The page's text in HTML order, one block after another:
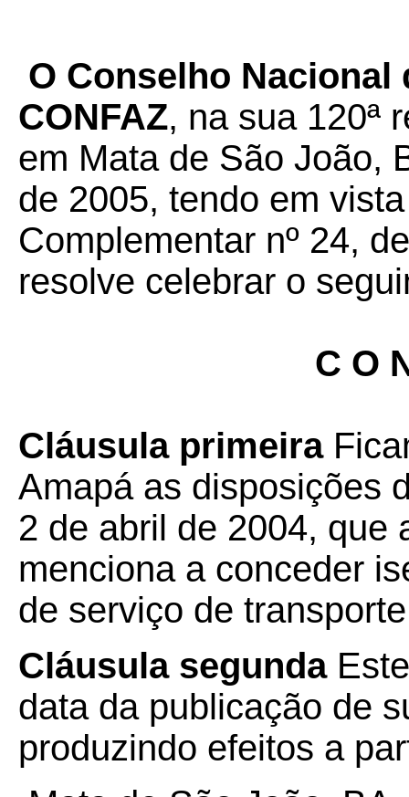
O Conselho Nacional
CONFAZ, na sua 120ª
em Mata de São João,
de 2005, tendo em
Complementar nº 24,
resolve celebrar o
C O
Cláusula primeira
Amapá as disposições
2 de abril de 2004, que
menciona a conceder
de serviço de
Cláusula segunda
data da publicação de
produzindo efeitos a